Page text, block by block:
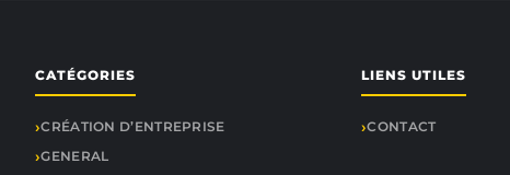
CATÉGORIES
CRÉATION D’ENTREPRISE
GENERAL
LIENS UTILES
CONTACT